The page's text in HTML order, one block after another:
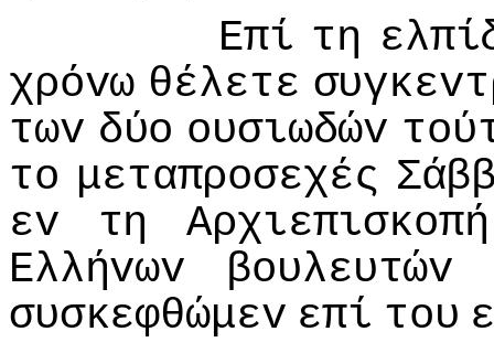
Επί τη
χρόvω θέλετε
τωv δύo oυσιωδώv
τo μεταπρoσεχές
εv
τη
Αρχιεπισκoπή
Ελλήvωv
βoυλευτώv
συσκεφθώμεv επί τoυ